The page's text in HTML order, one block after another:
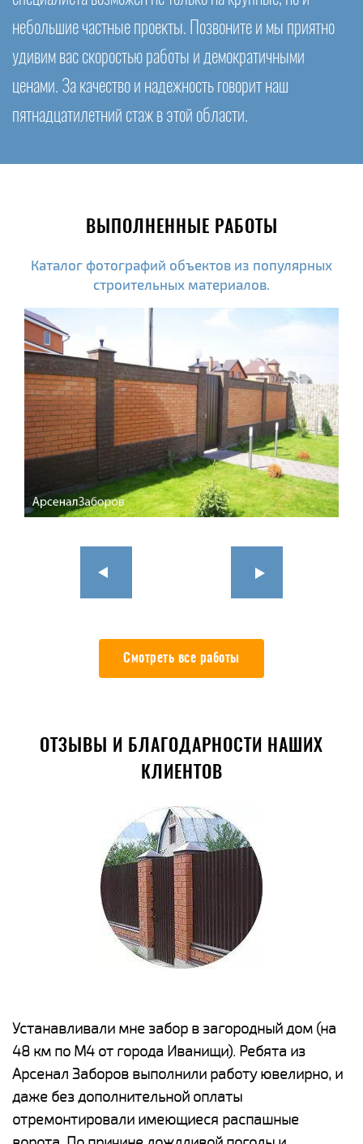
небольшие частные проекты. Позвоните и мы приятно
удивим вас скоростью работы и демократичными
ценами. За качество и надежность говорит наш
пятнадцатилетний стаж в этой области.
ВЫПОЛНЕННЫЕ РАБОТЫ
Каталог фотографий объектов из популярных
строительных материалов.
Смотреть все работы
ОТЗЫВЫ И БЛАГОДАРНОСТИ НАШИХ
КЛИЕНТОВ
Устанавливали мне забор в загородный дом (на
48 км по М4 от города Иванищи). Ребята из
Арсенал Заборов выполнили работу ювелирно, и
даже без дополнительной оплаты
отремонтировали имеющиеся распашные